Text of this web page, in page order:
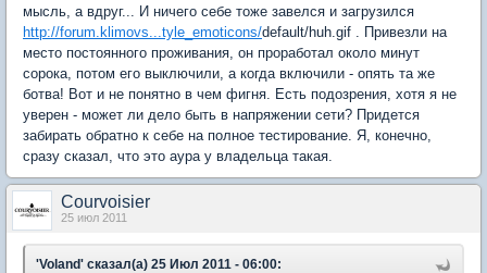
мысль, а вдруг... И ничего себе тоже завелся и загрузился
http://forum.klimovs...tyle_emoticons/default/huh.gif . Привезли на
место постоянного проживания, он проработал около минут
сорока, потом его выключили, а когда включили - опять та же
ботва! Вот и не понятно в чем фигня. Есть подозрения, хотя я не
уверен - может ли дело быть в напряжении сети? Придется
забирать обратно к себе на полное тестирование. Я, конечно,
сразу сказал, что это аура у владельца такая.
Courvoisier
25 июл 2011
'Voland' сказал(а) 25 Июл 2011 - 06:00: